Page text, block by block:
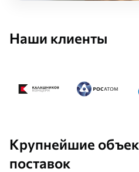
Наши клиенты
Крупнейшие
поставок